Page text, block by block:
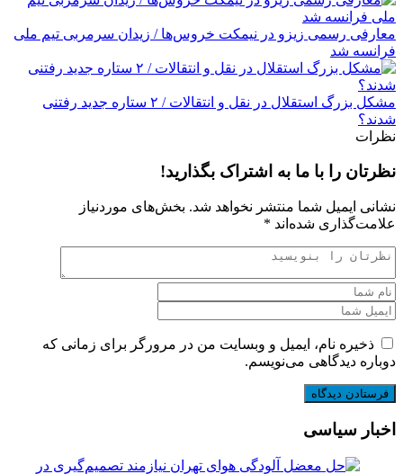
معارفی رسمی زیزو در نیمکت خروس‌ها / زیدان سرمربی تیم ملی
فرانسه شد
مشکل بزرگ استقلال در نقل و انتقالات / ۲ ستاره جدید رفتنی
شدند؟
نظرات
نظرتان را با ما به اشتراک بگذارید!
نشانی ایمیل شما منتشر نخواهد شد. بخش‌های موردنیاز
علامت‌گذاری شده‌اند *
ذخیره نام، ایمیل و وبسایت من در مرورگر برای زمانی که
دوباره دیدگاهی می‌نویسم.
اخبار سیاسی